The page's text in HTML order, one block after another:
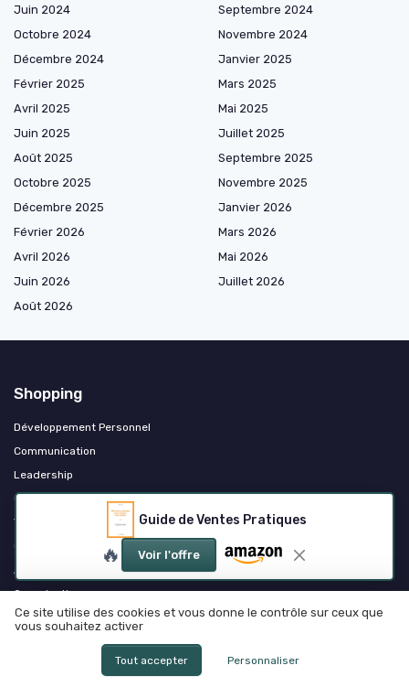
Guide de Ventes Pratiques
🔥 Voir l'offre
Juin 2024
Septembre 2024
Octobre 2024
Novembre 2024
Décembre 2024
Janvier 2025
Février 2025
Mars 2025
Avril 2025
Mai 2025
Juin 2025
Juillet 2025
Août 2025
Septembre 2025
Octobre 2025
Novembre 2025
Décembre 2025
Janvier 2026
Février 2026
Mars 2026
Avril 2026
Mai 2026
Juin 2026
Juillet 2026
Août 2026
Shopping
Développement Personnel
Communication
Leadership
Compétences Analytiques
Travail en Équipe
Gestion des Conflits
Adaptabilité
Organisation
Maîtriser l'art de la gestion de crise avec des livres essentiels
Ce site utilise des cookies et vous donne le contrôle sur ceux que
vous souhaitez activer
Tout accepter Personnaliser